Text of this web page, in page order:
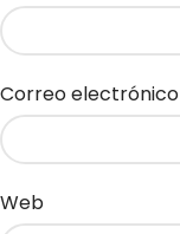
Correo electrónico
Web